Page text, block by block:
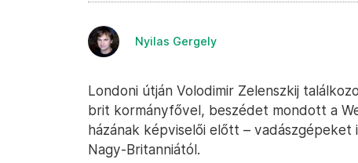
Nyilas Gergely
Londoni útján Volodimir Zelenszkij
brit kormányfővel, beszédet mondott a
házának képviselői előtt – vadászgépeket
Nagy-Britanniától.